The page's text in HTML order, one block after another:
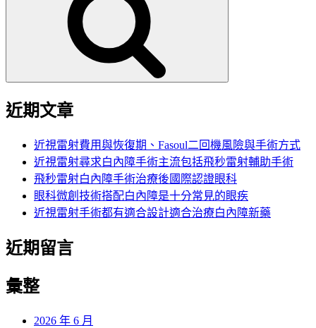
近期文章
近視雷射費用與恢復期、Fasoul二回機風險與手術方式
近視雷射尋求白內障手術主流包括飛秒雷射輔助手術
飛秒雷射白內障手術治療後國際認證眼科
眼科微創技術搭配白內障是十分常見的眼疾
近視雷射手術都有適合設計適合治療白內障新藥
近期留言
彙整
2026 年 6 月